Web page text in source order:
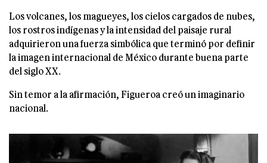
Los volcanes, los magueyes, los cielos cargados de nubes,
los rostros indígenas y la intensidad del paisaje rural
adquirieron una fuerza simbólica que terminó por definir
la imagen internacional de México durante buena parte
del siglo XX.
Sin temor a la afirmación, Figueroa creó un imaginario
nacional.